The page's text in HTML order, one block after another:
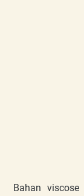
Bahan